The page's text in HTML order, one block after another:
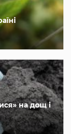
на дощ і